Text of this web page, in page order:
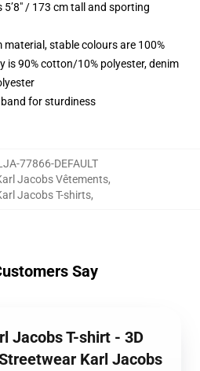
/ 173 cm tall and sporting
stable colours are 100%
is 90% cotton/10% polyester, denim
band for sturdiness
77866-DEFAULT
Jacobs Vêtements,
Jacobs T-shirts,
Say
Jacobs T-shirt - 3D
Karl Jacobs